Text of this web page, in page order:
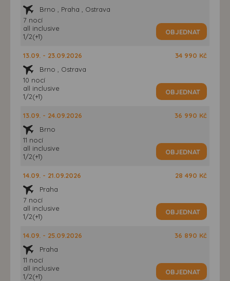
Brno , Praha , Ostrava
7 nocí
all inclusive
1/2(+1)
OBJEDNAT
13.09. - 23.09.2026
Brno , Ostrava
10 nocí
all inclusive
1/2(+1)
34 990 Kč
OBJEDNAT
13.09. - 24.09.2026
Brno
11 nocí
all inclusive
1/2(+1)
36 990 Kč
OBJEDNAT
14.09. - 21.09.2026
Praha
7 nocí
all inclusive
1/2(+1)
28 490 Kč
OBJEDNAT
14.09. - 25.09.2026
Praha
11 nocí
all inclusive
1/2(+1)
36 890 Kč
OBJEDNAT